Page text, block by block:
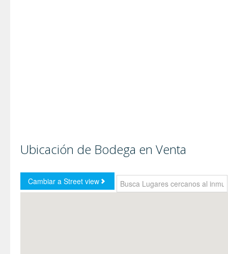
Ubicación de Bodega en Venta